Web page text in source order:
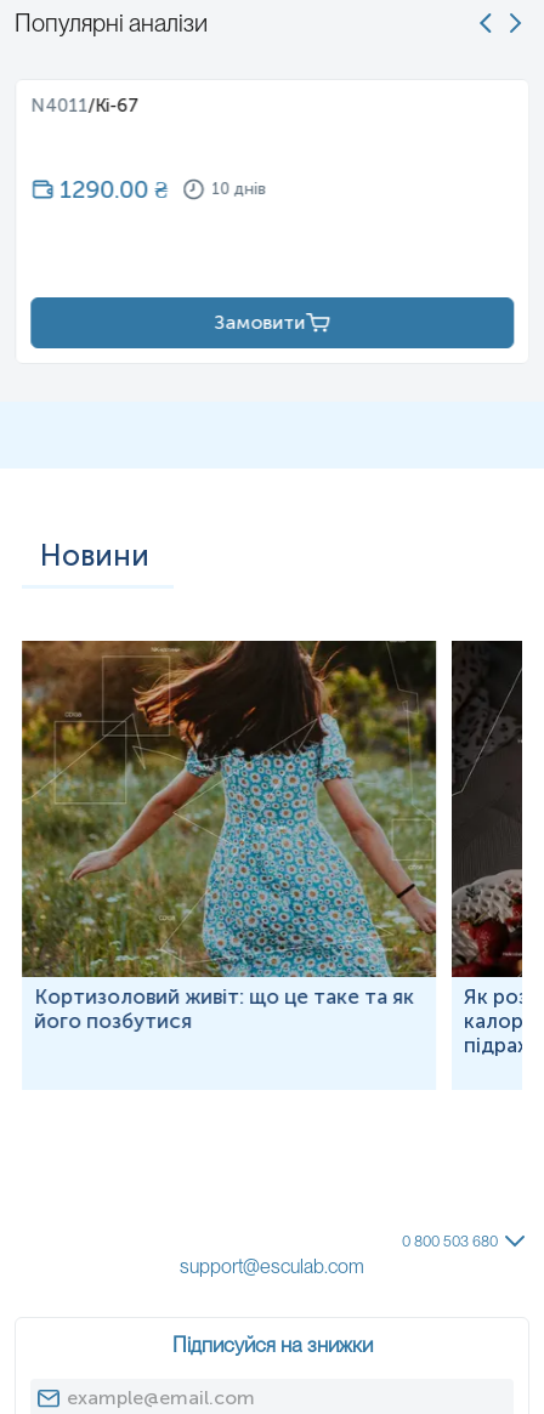
Популярні аналізи
N4011/Ki-67
1290.00₴ 10 днів
Замовити
Новини
Кортизоловий живіт: що це таке та як
його позбутися
Як
0 800 503 680
support@esculab.com
Підписуйся на знижки